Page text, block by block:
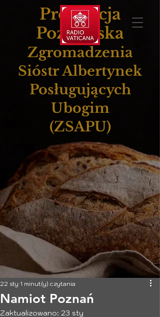
Prowincja
Poznańska
Zgromadzenia
Sióstr Albertynek
Posługujących
Ubogim
(ZSAPU)
Namiot Poznań
22 sty 1 minut(y) czytania
Zaktualizowano: 23 sty